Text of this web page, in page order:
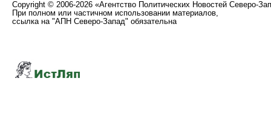
Copyright © 2006-2026 «Агентство Политических Новостей Северо-
При полном или частичном использовании материалов,
ссылка на "АПН Северо-Запад" обязательна